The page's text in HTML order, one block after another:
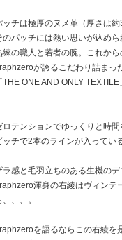
ッチは極厚のヌメ革（厚さは約
のパッチには熱い思いが込めら
練の職人と若者の腕。これか
が誇るこだわり詰まっ
「THE ONE AND ONLY
ロテンションでゆっくりと時
ッチで2本のラインが入ってい
ラ感と毛羽立ちのある生機の
渾身の右綾はヴィンテ
、、、。
を語るならこの右綾を